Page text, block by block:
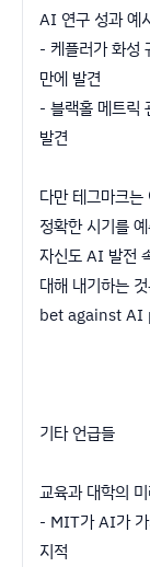
AI 연구 성과 예
- 케플러가 화성
만에 발견
- 블랙홀 메트릭
발견
다만 테그마크
정확한 시기를
자신도 AI 발전
대해 내기하는
bet against AI
기타 언급들
교육과 대학의
- MIT가 AI가 가
지적